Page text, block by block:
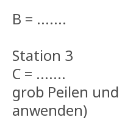
B = .......
Station 3
C = .......
grob Peilen
anwenden)